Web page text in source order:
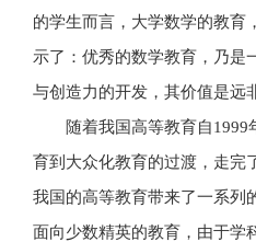
的学生而言，大学数学的教育
示了：优秀的数学教育，乃是
与创造力的开发，其价值是远
随着我国高等教育自
育到大众化教育的过渡，走完
我国的高等教育带来了一系列
面向少数精英的教育，由于学